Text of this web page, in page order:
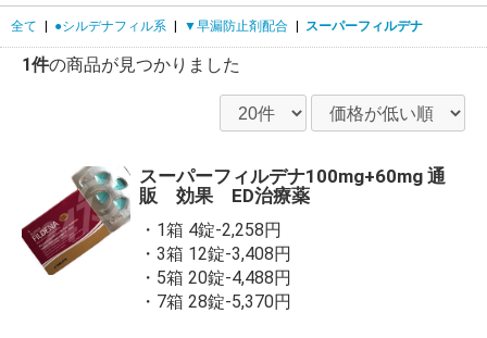
全て ●シルデナフィル系 ▼早漏防止剤配合 スーパーフィルデナ
1件の商品が見つかりました
スーパーフィルデナ100mg+60mg 通
販 効果 ED治療薬
・1箱 4錠-2,258円
・3箱 12錠-3,408円
・5箱 20錠-4,488円
・7箱 28錠-5,370円